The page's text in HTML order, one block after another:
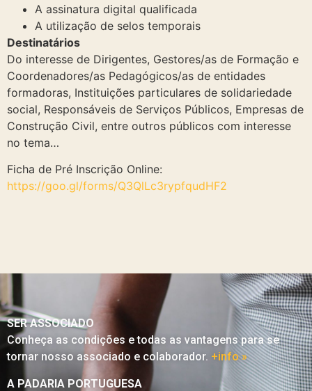
A assinatura digital qualificada
A utilização de selos temporais
Destinatários
Do interesse de Dirigentes, Gestores/as de Formação e
Coordenadores/as Pedagógicos/as de entidades
formadoras, Instituições particulares de solidariedade
social, Responsáveis de Serviços Públicos, Empresas de
Construção Civil, entre outros públicos com interesse
no tema…
Ficha de Pré Inscrição Online:
https://goo.gl/forms/Q3QlLc3rypfqudHF2
SER ASSOCIADO
Conheça as condições e todas as vantagens para se
tornar nosso associado e colaborador. +info »
A PADARIA PORTUGUESA